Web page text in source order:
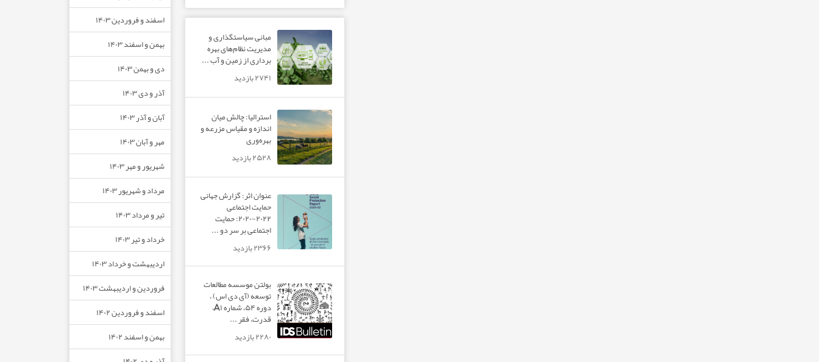
مبانی سیاستگذاری و
مدیریت نظام‌های بهره‌
برداری از زمین و آب ...
۲۷۴۱ بازدید
استرالیا: چالش میان
اندازه و مقیاس مزرعه و
بهره‌وری
۲۵۲۸ بازدید
عنوان اثر: گزارش جهانی
حمایت اجتماعی
۲۰۲۲-۲۰۲۰: حمایت
اجتماعی بر سر دو ...
۲۳۶۶ بازدید
بولتن موسسه مطالعات
توسعه (آی دی اس) ،
دوره ۵۴، شماره A۱،
قدرت، فقر ...
۲۲۸۰ بازدید
اسفند و فروردین ۱۴۰۳
بهمن و اسفند ۱۴۰۳
دی و بهمن ۱۴۰۳
آذر و دی ۱۴۰۳
آبان و آذر ۱۴۰۳
مهر و آبان ۱۴۰۳
شهریور و مهر ۱۴۰۳
مرداد و شهریور ۱۴۰۳
تیر و مرداد ۱۴۰۳
خرداد و تیر ۱۴۰۳
اردیبهشت و خرداد ۱۴۰۳
فروردین و اردیبهشت ۱۴۰۳
اسفند و فروردین ۱۴۰۲
بهمن و اسفند ۱۴۰۲